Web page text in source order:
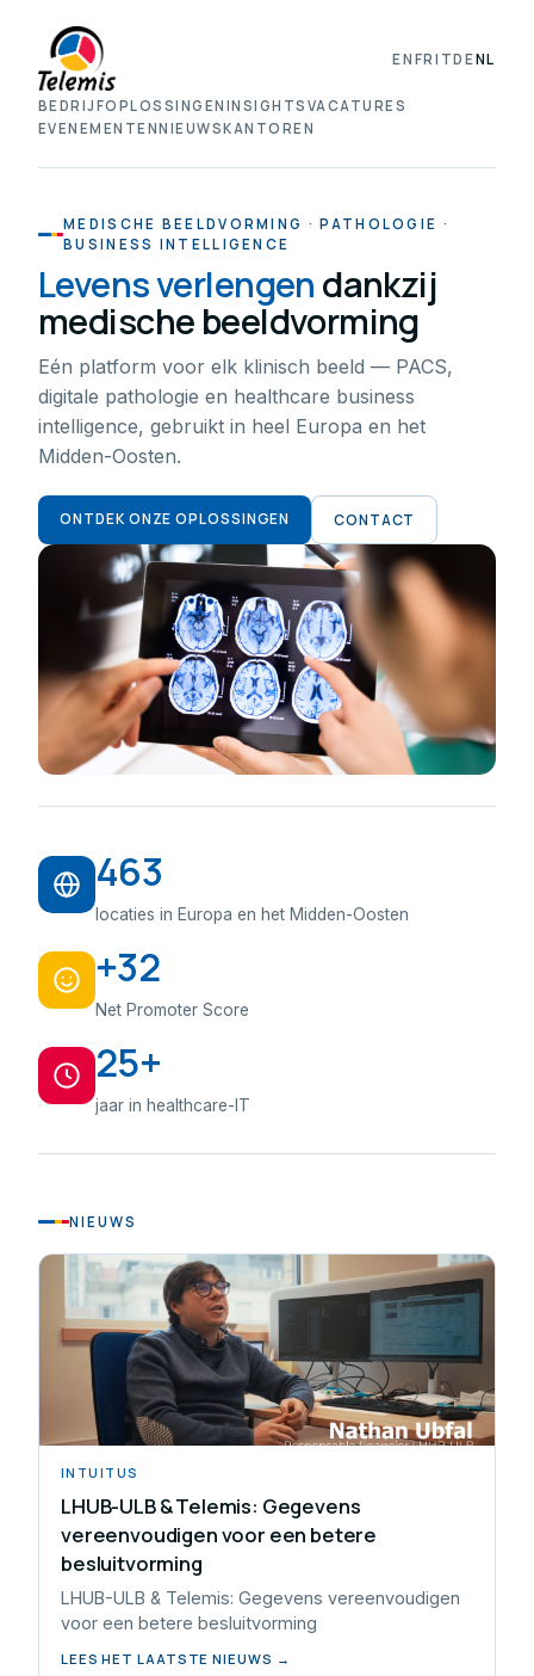
BEDRIJFOPLOSSINGEN INSIGHTS VACATURES
EVENEMENTENNIEUWSKANTOREN
ENFRITDENL
MEDISCHE BEELDVORMING · PATHOLOGIE ·
BUSINESS INTELLIGENCE
Levens verlengen dankzij
medische beeldvorming
Eén platform voor elk klinisch beeld — PACS,
digitale pathologie en healthcare business
intelligence, gebruikt in heel Europa en het
Midden-Oosten.
ONTDEK ONZE OPLOSSINGEN CONTACT
463
locaties in Europa en het Midden-Oosten
+32
Net Promoter Score
25+
jaar in healthcare-IT
NIEUWS
INTUITUS
LHUB-ULB & Telemis: Gegevens
vereenvoudigen voor een betere
besluitvorming
LHUB-ULB & Telemis: Gegevens vereenvoudigen
voor een betere besluitvorming
LEES HET LAATSTE NIEUWS →